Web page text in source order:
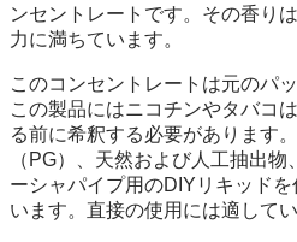
ンセントレートです。その香り
力に満ちています。
このコンセントレートは元のパ
この製品にはニコチンやタバコ
る前に希釈する必要があります
（PG）、天然および人工抽出
ーシャパイプ用のDIYリキッド
います。直接の使用には適してい